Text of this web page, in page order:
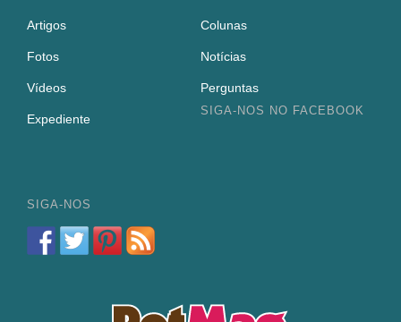
Artigos Colunas
Fotos Notícias
Vídeos Perguntas
Expediente
SIGA-NOS NO FACEBOOK
SIGA-NOS